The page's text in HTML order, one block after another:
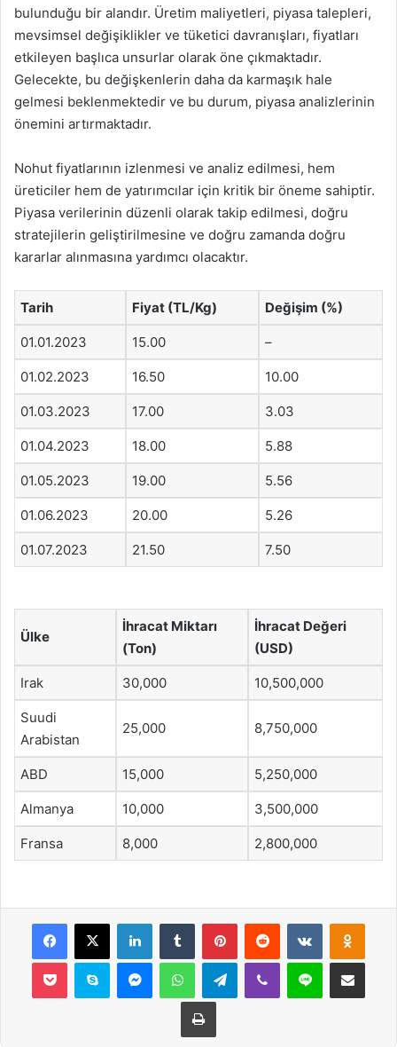
bulunduğu bir alandır. Üretim maliyetleri, piyasa talepleri,
mevsimsel değişiklikler ve tüketici davranışları, fiyatları
etkileyen başlıca unsurlar olarak öne çıkmaktadır.
Gelecekte, bu değişkenlerin daha da karmaşık hale
gelmesi beklenmektedir ve bu durum, piyasa analizlerinin
önemini artırmaktadır.
Nohut fiyatlarının izlenmesi ve analiz edilmesi, hem
üreticiler hem de yatırımcılar için kritik bir öneme sahiptir.
Piyasa verilerinin düzenli olarak takip edilmesi, doğru
stratejilerin geliştirilmesine ve doğru zamanda doğru
kararlar alınmasına yardımcı olacaktır.
Tarih Fiyat (TL/Kg) Değişim (%)
01.01.2023 15.00 –
01.02.2023 16.50 10.00
01.03.2023 17.00 3.03
01.04.2023 18.00 5.88
01.05.2023 19.00 5.56
01.06.2023 20.00 5.26
01.07.2023 21.50 7.50
Ülke
İhracat Miktarı
(Ton)
İhracat Değeri
(USD)
Irak 30,000 10,500,000
Suudi
Arabistan
25,000 8,750,000
ABD 15,000 5,250,000
Almanya 10,000 3,500,000
Fransa 8,000 2,800,000
Facebook
X LinkedInTumblr PinterestReddit VKontakte
Pocket Skype MessengerWhatsAppTelegramViber Line E-Posta ile
Yazdır